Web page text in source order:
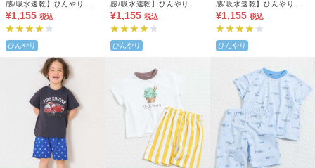
感/吸水速乾】ひんやりバ
ラエティGIRLSパジャマ 4
分丈
¥1,155 税込
ひんやり
感/吸水速乾】ひんやりバ
ラエティGIRLSパジャマ 4
分丈
¥1,155 税込
ひんやり
感/吸水速乾】ひんやりバ
ラエティGIRLSパジャマ 4
分丈
¥1,155 税込
ひんやり